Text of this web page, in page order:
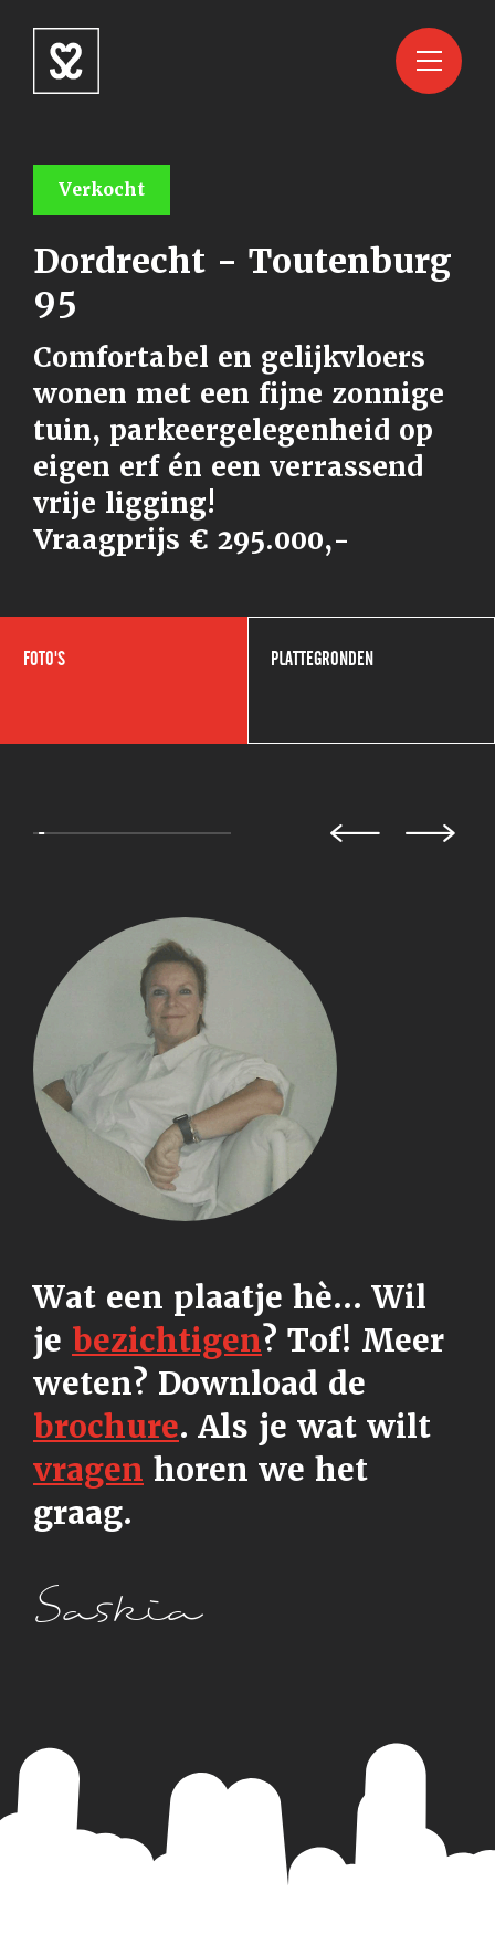
Verkocht
Dordrecht - Toutenburg
95
Comfortabel en gelijkvloers
wonen met een fijne zonnige
tuin, parkeergelegenheid op
eigen erf én een verrassend
vrije ligging!
Vraagprijs € 295.000,-
FOTO'S PLATTEGRONDEN
Wat een plaatje hè... Wil
je bezichtigen? Tof! Meer
weten? Download de
brochure. Als je wat wilt
vragen horen we het
graag.
Saskia